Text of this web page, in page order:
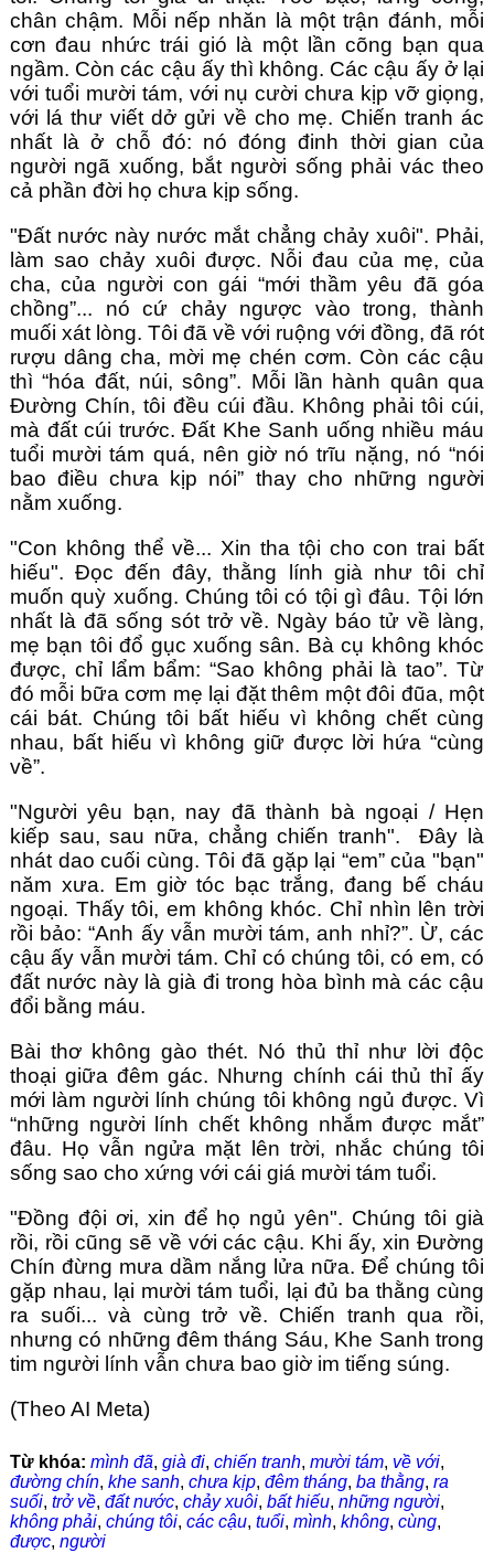
chân chậm. Mỗi nếp nhăn là một trận đánh, mỗi
cơn đau nhức trái gió là một lần cõng bạn qua
ngầm. Còn các cậu ấy thì không. Các cậu ấy ở lại
với tuổi mười tám, với nụ cười chưa kịp vỡ giọng,
với lá thư viết dở gửi về cho mẹ. Chiến tranh ác
nhất là ở chỗ đó: nó đóng đinh thời gian của
người ngã xuống, bắt người sống phải vác theo
cả phần đời họ chưa kịp sống.
"Đất nước này nước mắt chẳng chảy xuôi". Phải,
làm sao chảy xuôi được. Nỗi đau của mẹ, của
cha, của người con gái “mới thầm yêu đã góa
chồng”... nó cứ chảy ngược vào trong, thành
muối xát lòng. Tôi đã về với ruộng với đồng, đã rót
rượu dâng cha, mời mẹ chén cơm. Còn các cậu
thì “hóa đất, núi, sông”. Mỗi lần hành quân qua
Đường Chín, tôi đều cúi đầu. Không phải tôi cúi,
mà đất cúi trước. Đất Khe Sanh uống nhiều máu
tuổi mười tám quá, nên giờ nó trĩu nặng, nó “nói
bao điều chưa kịp nói” thay cho những người
nằm xuống.
"Con không thể về... Xin tha tội cho con trai bất
hiếu". Đọc đến đây, thằng lính già như tôi chỉ
muốn quỳ xuống. Chúng tôi có tội gì đâu. Tội lớn
nhất là đã sống sót trở về. Ngày báo tử về làng,
mẹ bạn tôi đổ gục xuống sân. Bà cụ không khóc
được, chỉ lẩm bẩm: “Sao không phải là tao”. Từ
đó mỗi bữa cơm mẹ lại đặt thêm một đôi đũa, một
cái bát. Chúng tôi bất hiếu vì không chết cùng
nhau, bất hiếu vì không giữ được lời hứa “cùng
về”.
"Người yêu bạn, nay đã thành bà ngoại / Hẹn
kiếp sau, sau nữa, chẳng chiến tranh".  Đây là
nhát dao cuối cùng. Tôi đã gặp lại “em” của "bạn"
năm xưa. Em giờ tóc bạc trắng, đang bế cháu
ngoại. Thấy tôi, em không khóc. Chỉ nhìn lên trời
rồi bảo: “Anh ấy vẫn mười tám, anh nhỉ?”. Ừ, các
cậu ấy vẫn mười tám. Chỉ có chúng tôi, có em, có
đất nước này là già đi trong hòa bình mà các cậu
đổi bằng máu.
Bài thơ không gào thét. Nó thủ thỉ như lời độc
thoại giữa đêm gác. Nhưng chính cái thủ thỉ ấy
mới làm người lính chúng tôi không ngủ được. Vì
“những người lính chết không nhắm được mắt”
đâu. Họ vẫn ngửa mặt lên trời, nhắc chúng tôi
sống sao cho xứng với cái giá mười tám tuổi.
"Đồng đội ơi, xin để họ ngủ yên". Chúng tôi già
rồi, rồi cũng sẽ về với các cậu. Khi ấy, xin Đường
Chín đừng mưa dầm nắng lửa nữa. Để chúng tôi
gặp nhau, lại mười tám tuổi, lại đủ ba thằng cùng
ra suối... và cùng trở về. Chiến tranh qua rồi,
nhưng có những đêm tháng Sáu, Khe Sanh trong
tim người lính vẫn chưa bao giờ im tiếng súng.
(Theo AI Meta)
Từ khóa: mình đã, già đi, chiến tranh, mười tám, về với,
đường chín, khe sanh, chưa kịp, đêm tháng, ba thằng, ra
suối, trở về, đất nước, chảy xuôi, bất hiếu, những người,
không phải, chúng tôi, các cậu, tuổi, mình, không, cùng,
được, người